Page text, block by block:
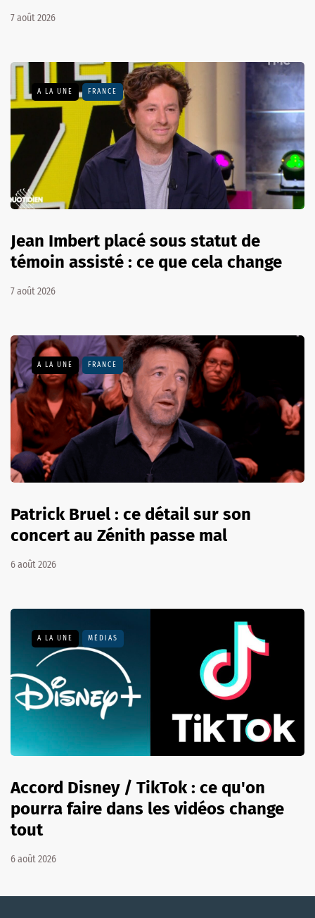
7 août 2026
A LA UNE FRANCE
Jean Imbert placé sous statut de
témoin assisté : ce que cela change
7 août 2026
A LA UNE FRANCE
Patrick Bruel : ce détail sur son
concert au Zénith passe mal
6 août 2026
A LA UNE MÉDIAS
Accord Disney / TikTok : ce qu'on
pourra faire dans les vidéos change
tout
6 août 2026